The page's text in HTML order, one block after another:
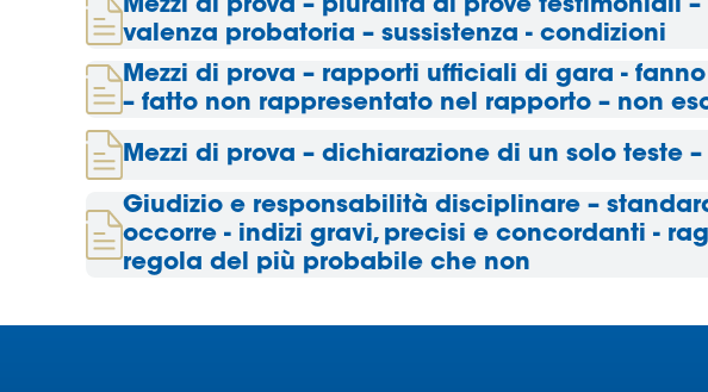
Social media
Mezzi di prova – pluralità di prove testimoniali
valenza probatoria – sussistenza - condizioni
Mezzi di prova – rapporti ufficiali di gara -
– fatto non rappresentato nel rapporto – non
Mezzi di prova – dichiarazione di un solo teste
Giudizio e responsabilità disciplinare –
occorre - indizi gravi, precisi e concordanti -
regola del più probabile che non